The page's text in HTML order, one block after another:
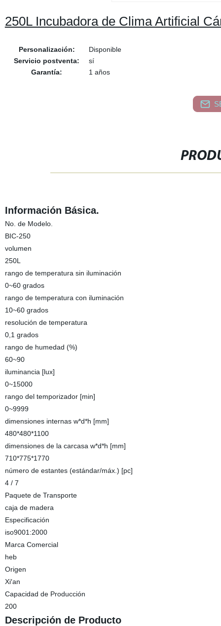
250L Incubadora de Clima Artificial
Personalización:
Disponible
Servicio postventa:
sí
Garantía:
1 años
Información Básica.
No. de Modelo.
BIC-250
volumen
250L
rango de temperatura sin iluminación
0~60 grados
rango de temperatura con iluminación
10~60 grados
resolución de temperatura
0,1 grados
rango de humedad (%)
60~90
iluminancia [lux]
0~15000
rango del temporizador [min]
0~9999
dimensiones internas w*d*h [mm]
480*480*1100
dimensiones de la carcasa w*d*h [mm]
710*775*1770
número de estantes (estándar/máx.) [pc]
4 / 7
Paquete de Transporte
caja de madera
Especificación
iso9001:2000
Marca Comercial
heb
Origen
Xi′an
Capacidad de Producción
200
Descripción de Producto